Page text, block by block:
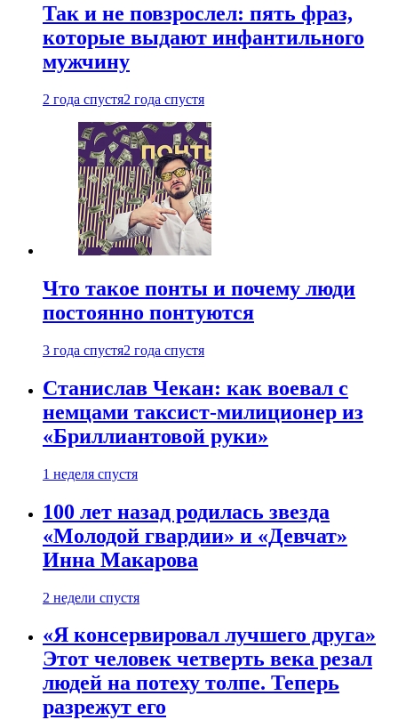
Так и не повзрослел: пять фраз,
которые выдают инфантильного
мужчину
2 года спустя2 года спустя
Что такое понты и почему люди
постоянно понтуются
3 года спустя2 года спустя
Станислав Чекан: как воевал с
немцами таксист-милиционер из
«Бриллиантовой руки»
1 неделя спустя
100 лет назад родилась звезда
«Молодой гвардии» и «Девчат»
Инна Макарова
2 недели спустя
«Я консервировал лучшего друга»
Этот человек четверть века резал
людей на потеху толпе. Теперь
разрежут его